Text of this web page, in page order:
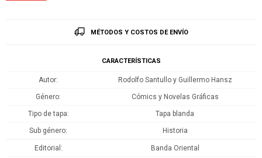
MÉTODOS Y COSTOS DE ENVÍO
CARACTERÍSTICAS
Autor Rodolfo Santullo y Guillermo Hansz
Género Cómics y Novelas Gráficas
Tipo de tapa Tapa blanda
Sub género Historia
Editorial Banda Oriental